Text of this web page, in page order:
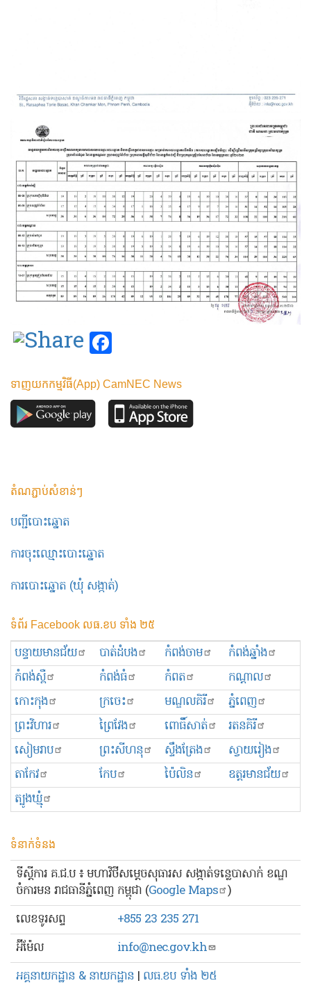
ទាញយកកម្មវិធី(App) CamNEC News
តំណភ្ជាប់សំខាន់ៗ
បញ្ជីបោះឆ្នោត
ការចុះឈ្មោះបោះឆ្នោត
ការបោះឆ្នោត (ឃុំ សង្កាត់)
ទំព័រ Facebook លធ.ខប ទាំង ២៥
បន្ទាយមានជ័យ បាត់ដំបង កំពង់ចាម
កំពង់ឆ្នាំង
កំពង់ស្ពឺ
កំពង់ធំ កំពត
កណ្ដាល
កោះកុង
ក្រចេះ មណ្ឌលគិរី
ភ្នំពេញ
ព្រះ​វិហារ
ព្រៃវែង ពោធិ៍សាត់
រតនគិរី
សៀមរាប
ព្រះសីហនុ ស្ទឹងត្រែង
ស្វាយរៀង
តាកែវ
កែប ប៉ៃលិន
ឧត្ដរមានជ័យ
ត្បូងឃ្មុំ
ទំនាក់ទំនង
ទីស្ដីការ គ.ជ.ប ៖ មហាវិថីសម្ដេចសុធារស សង្កាត់ទន្លេបាសាក់ ខណ្ឌ
ចំការមន រាជធានីភ្នំពេញ កម្ពុជា (Google Maps )
លេខ​ទូរសព្ទ
+855 23 235 271
អ៊ីម៉ែល
info@nec.gov.kh
អគ្គនាយកដ្ឋាន & នាយកដ្ឋាន | លធ.ខប ទាំង ២៥